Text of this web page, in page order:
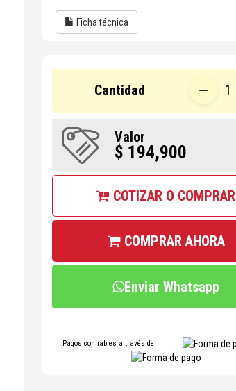
Ficha técnica
Cantidad 1
Valor
$ 194,900
COTIZAR O COMPRAR
COMPRAR AHORA
Enviar Whatsapp
Pagos confiables a través de